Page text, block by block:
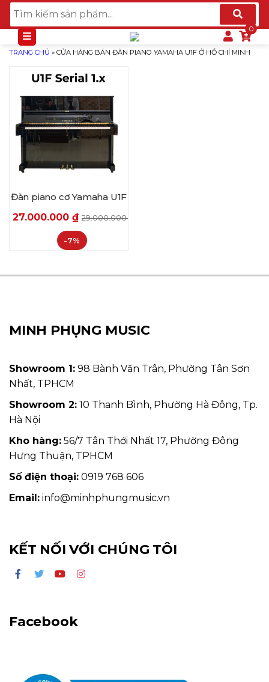
TRANG CHỦ » CỬA HÀNG BÁN ĐÀN PIANO YAMAHA U1F Ở HỒ CHÍ MINH
Đàn piano cơ Yamaha U1F
27.000.000 ₫ 29.000.000
-7%
MINH PHỤNG MUSIC
Showroom 1: 98 Bành Văn Trân, Phường Tân Sơn
Nhất, TPHCM
Showroom 2: 10 Thanh Bình, Phường Hà Đông, Tp.
Hà Nội
Kho hàng: 56/7 Tân Thới Nhất 17, Phường Đông
Hưng Thuận, TPHCM
Số điện thoại: 0919 768 606
Email: info@minhphungmusic.vn
KẾT NỐI VỚI CHÚNG TÔI
Facebook